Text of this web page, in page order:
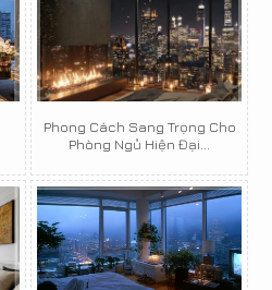
Phong Cách Sang Trọng Cho
Phòng Ngủ Hiện Đại...